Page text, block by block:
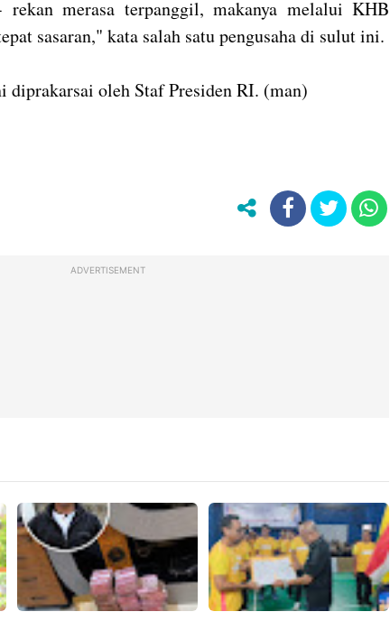
rekan merasa terpanggil, makanya melalui KHB
sasaran," kata salah satu pengusaha di sulut ini.
oleh Staf Presiden RI. (man)
ADVERTISEMENT